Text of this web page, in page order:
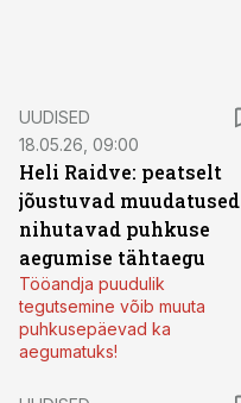
UUDISED
18.05.26, 09:00
Heli Raidve: peatselt
jõustuvad muudatused
nihutavad puhkuse
aegumise tähtaegu
Tööandja puudulik
tegutsemine võib muuta
puhkusepäevad ka
aegumatuks!